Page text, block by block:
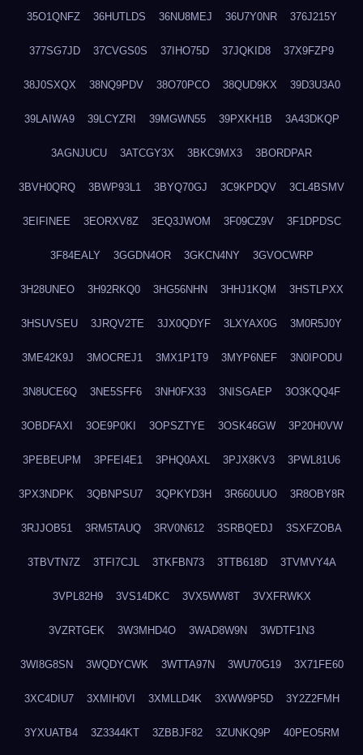
35O1QNFZ 36HUTLDS 36NU8MEJ 36U7Y0NR 376J215Y
377SG7JD 37CVGS0S 37IHO75D 37JQKID8 37X9FZP9
38J0SXQX 38NQ9PDV 38O70PCO 38QUD9KX 39D3U3A0
39LAIWA9 39LCYZRI 39MGWN55 39PXKH1B 3A43DKQP
3AGNJUCU 3ATCGY3X 3BKC9MX3 3BORDPAR
3BVH0QRQ 3BWP93L1 3BYQ70GJ 3C9KPDQV 3CL4BSMV
3EIFINEE 3EORXV8Z 3EQ3JWOM 3F09CZ9V 3F1DPDSC
3F84EALY 3GGDN4OR 3GKCN4NY 3GVOCWRP
3H28UNEO 3H92RKQ0 3HG56NHN 3HHJ1KQM 3HSTLPXX
3HSUVSEU 3JRQV2TE 3JX0QDYF 3LXYAX0G 3M0R5J0Y
3ME42K9J 3MOCREJ1 3MX1P1T9 3MYP6NEF 3N0IPODU
3N8UCE6Q 3NE5SFF6 3NH0FX33 3NISGAEP 3O3KQQ4F
3OBDFAXI 3OE9P0KI 3OPSZTYE 3OSK46GW 3P20H0VW
3PEBEUPM 3PFEI4E1 3PHQ0AXL 3PJX8KV3 3PWL81U6
3PX3NDPK 3QBNPSU7 3QPKYD3H 3R660UUO 3R8OBY8R
3RJJOB51 3RM5TAUQ 3RV0N612 3SRBQEDJ 3SXFZOBA
3TBVTN7Z 3TFI7CJL 3TKFBN73 3TTB618D 3TVMVY4A
3VPL82H9 3VS14DKC 3VX5WW8T 3VXFRWKX
3VZRTGEK 3W3MHD4O 3WAD8W9N 3WDTF1N3
3WI8G8SN 3WQDYCWK 3WTTA97N 3WU70G19 3X71FE60
3XC4DIU7 3XMIH0VI 3XMLLD4K 3XWW9P5D 3Y2Z2FMH
3YXUATB4 3Z3344KT 3ZBBJF82 3ZUNKQ9P 40PEO5RM